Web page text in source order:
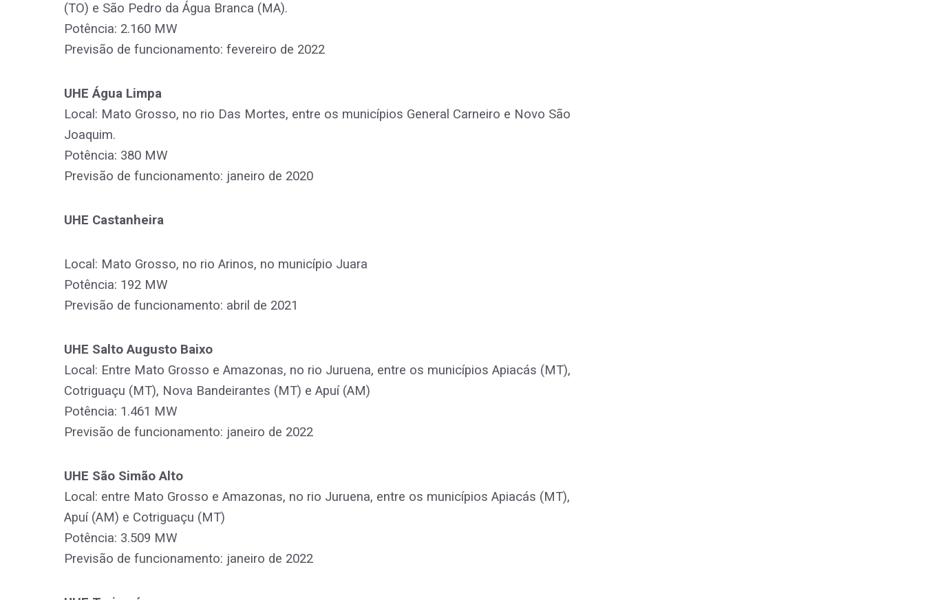
(TO) e São Pedro da Água Branca (MA).
Potência: 2.160 MW
Previsão de funcionamento: fevereiro de 2022
UHE Água Limpa
Local: Mato Grosso, no rio Das Mortes, entre os municípios General Carneiro e Novo São
Joaquim.
Potência: 380 MW
Previsão de funcionamento: janeiro de 2020
UHE Castanheira
Local: Mato Grosso, no rio Arinos, no município Juara
Potência: 192 MW
Previsão de funcionamento: abril de 2021
UHE Salto Augusto Baixo
Local: Entre Mato Grosso e Amazonas, no rio Juruena, entre os municípios Apiacás (MT),
Cotriguaçu (MT), Nova Bandeirantes (MT) e Apuí (AM)
Potência: 1.461 MW
Previsão de funcionamento: janeiro de 2022
UHE São Simão Alto
Local: entre Mato Grosso e Amazonas, no rio Juruena, entre os municípios Apiacás (MT),
Apuí (AM) e Cotriguaçu (MT)
Potência: 3.509 MW
Previsão de funcionamento: janeiro de 2022